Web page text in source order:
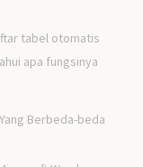
tabel otomatis
apa fungsinya
Berbeda-beda